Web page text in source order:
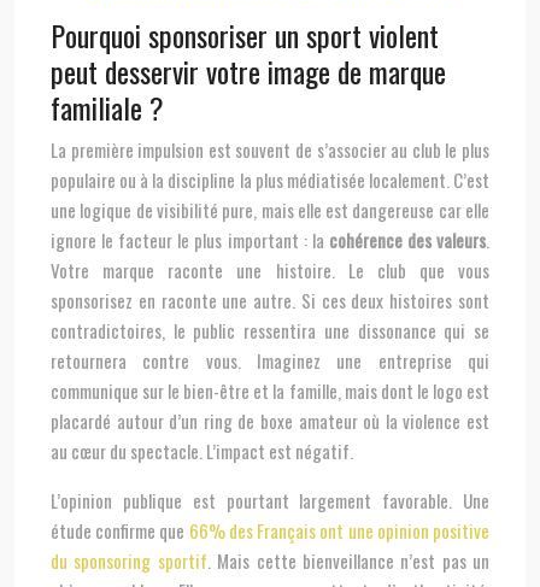
Pourquoi sponsoriser un sport violent
peut desservir votre image de marque
familiale ?
La première impulsion est souvent de s’associer au club le plus
populaire ou à la discipline la plus médiatisée localement. C’est
une logique de visibilité pure, mais elle est dangereuse car elle
ignore le facteur le plus important : la cohérence des valeurs
Votre marque raconte une histoire. Le club que vous
sponsorisez en raconte une autre. Si ces deux histoires sont
contradictoires, le public ressentira une dissonance qui se
retournera contre vous. Imaginez une entreprise qui
communique sur le bien-être et la famille, mais dont le logo est
placardé autour d’un ring de boxe amateur où la violence est
au cœur du spectacle. L’impact est négatif.
L’opinion publique est pourtant largement favorable. Une
étude confirme que 66% des Français ont une opinion positive
du sponsoring sportif . Mais cette bienveillance n’est pas un